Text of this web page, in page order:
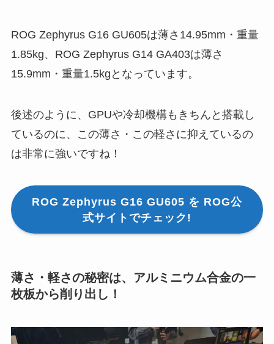
ROG Zephyrus G16 GU605は薄さ14.95mm・重量
1.85kg、ROG Zephyrus G14 GA403は薄さ
15.9mm・重量1.5kgとなっています。
後述のように、GPUや冷却機構もきちんと搭載し
ているのに、この薄さ・この軽さに抑えているの
は非常に強いですね！
ROG Zephyrus G16 GU605 を ROG公
式サイトでチェック!
薄さ・軽さの秘密は、アルミニウム合金の一
枚板から削り出し！